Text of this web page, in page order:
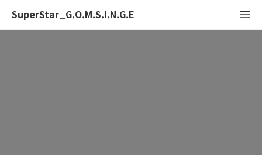
SuperStar_G.O.M.S.I.N.G.E